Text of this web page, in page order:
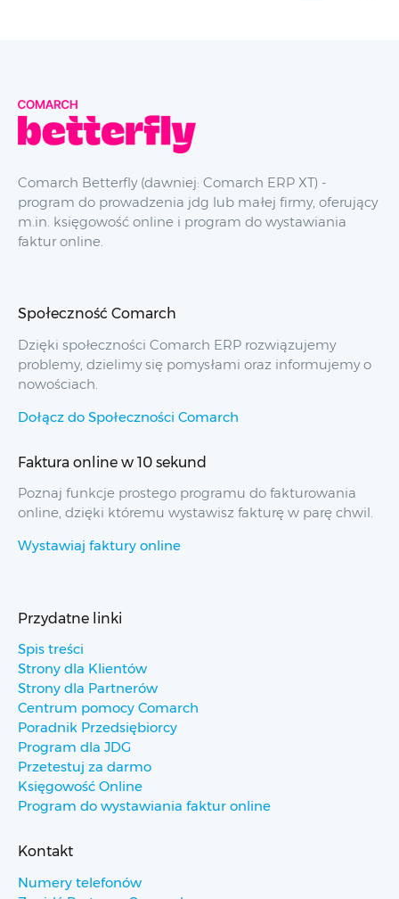
Comarch Betterfly (dawniej: Comarch ERP XT) -
program do prowadzenia jdg lub małej firmy, oferujący
m.in. księgowość online i program do wystawiania
faktur online.
Społeczność Comarch
Dzięki społeczności Comarch ERP rozwiązujemy
problemy, dzielimy się pomysłami oraz informujemy o
nowościach.
Dołącz do Społeczności Comarch
Faktura online w 10 sekund
Poznaj funkcje prostego programu do fakturowania
online, dzięki któremu wystawisz fakturę w parę chwil.
Wystawiaj faktury online
Przydatne linki
Spis treści
Strony dla Klientów
Strony dla Partnerów
Centrum pomocy Comarch
Poradnik Przedsiębiorcy
Program dla JDG
Przetestuj za darmo
Księgowość Online
Program do wystawiania faktur online
Kontakt
Numery telefonów